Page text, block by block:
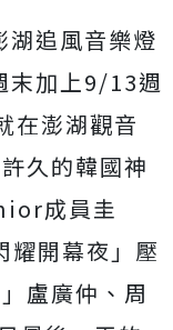
湖追風音樂燈
末加上9/13週
在澎湖觀音
久的韓國神
成員圭
耀開幕夜」壓
盧廣仲、周